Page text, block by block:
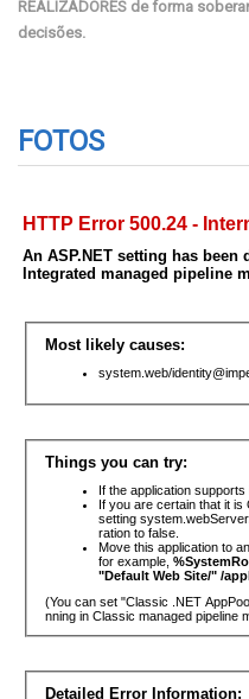
REALIZADORES de forma
decisões.
FOTOS